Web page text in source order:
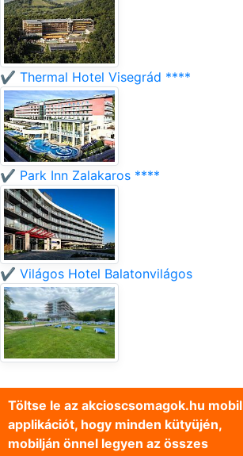
✔️ Thermal Hotel Visegrád ****
✔️ Park Inn Zalakaros ****
✔️ Világos Hotel Balatonvilágos
Töltse le az akcioscsomagok.hu mobil
applikációt, hogy minden kütyüjén,
mobilján önnel legyen az összes